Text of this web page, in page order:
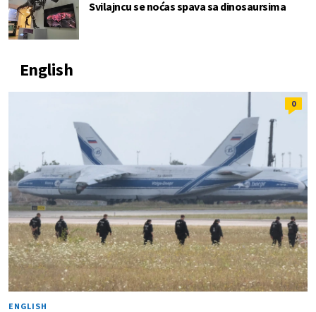
Svilajncu se noćas spava sa dinosaursima
English
0
ENGLISH